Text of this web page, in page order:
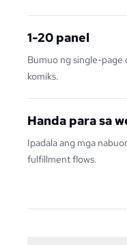
1-20 panel
Bumuo ng single-page
komiks.
Handa para sa
Ipadala ang mga
fulfillment flows.